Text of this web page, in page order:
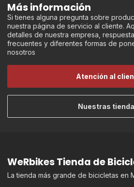
Más información
Si tienes alguna pregunta sobre
nuestra página de servicio al cliente.
detalles de nuestra empresa,
frecuentes y diferentes formas de
nosotros
Atención al
Nuestras
WeRbikes Tienda de
La tienda más grande de bicicletas en